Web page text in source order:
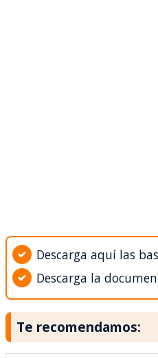
Descarga aquí las
Descarga la
Te recomendamos: